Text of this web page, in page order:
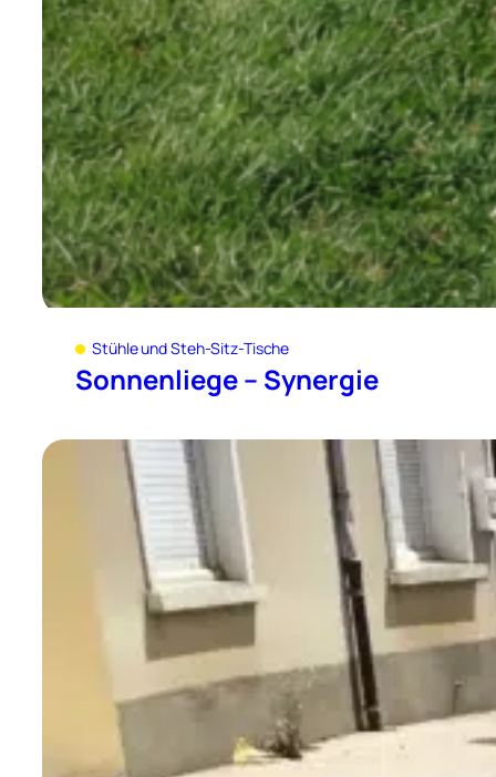
Stühle und Steh-Sitz-Tische
Sonnenliege – Synergie